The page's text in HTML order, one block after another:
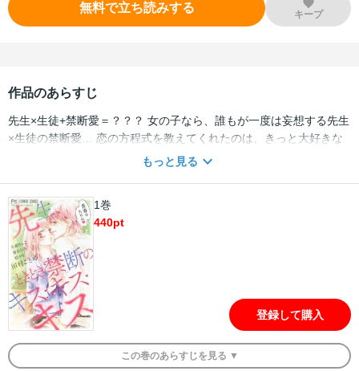
無料で立ち読みする キープ
作品のあらすじ
先生×生徒+禁断愛＝？？？ 女の子なら、誰もが一度は妄想する先生
×生徒の禁断愛… 恋の方程式を教えてくれたのは、きっと大好きな
先生だった―― 性の因数分解を学んだのは、あの教室の出来事だっ
録作品：田村ことゆ「18歳のひみつ」・「制服でこたえ合わせ」/小
森りんご「ちーせんせいの特別」/春名ひろ「家庭教師の時間」/松か
な「こたえあわせをしようよ」/デジタルコミックス特典 田村こと
ゆ「先生、ときどき制服でキス 第1話」
もっと見る
1巻
440pt
登録して購入
この巻のあらすじを 見る ▼